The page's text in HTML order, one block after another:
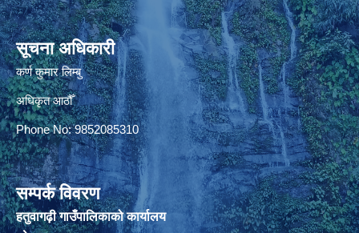
सूचना अधिकारी
कर्ण कुमार लिम्बु
अधिकृत आठौँ
Phone No: 9852085310
सम्पर्क विवरण
हतुवागढ़ी गाउँपालिकाको कार्यालय